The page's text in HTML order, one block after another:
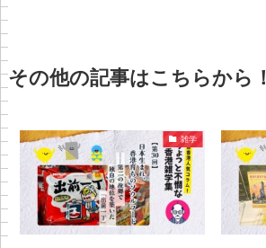
その他の記事はこちらから！
雑学